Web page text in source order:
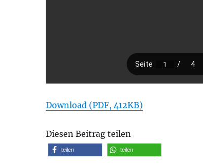
Download (PDF, 412KB)
Diesen Beitrag teilen
teilen teilen